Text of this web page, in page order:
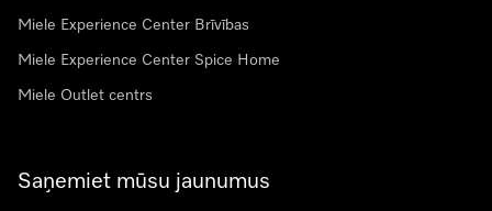
Miele Experience Center Brīvības
Miele Experience Center Spice Home
Miele Outlet centrs
Saņemiet mūsu jaunumus